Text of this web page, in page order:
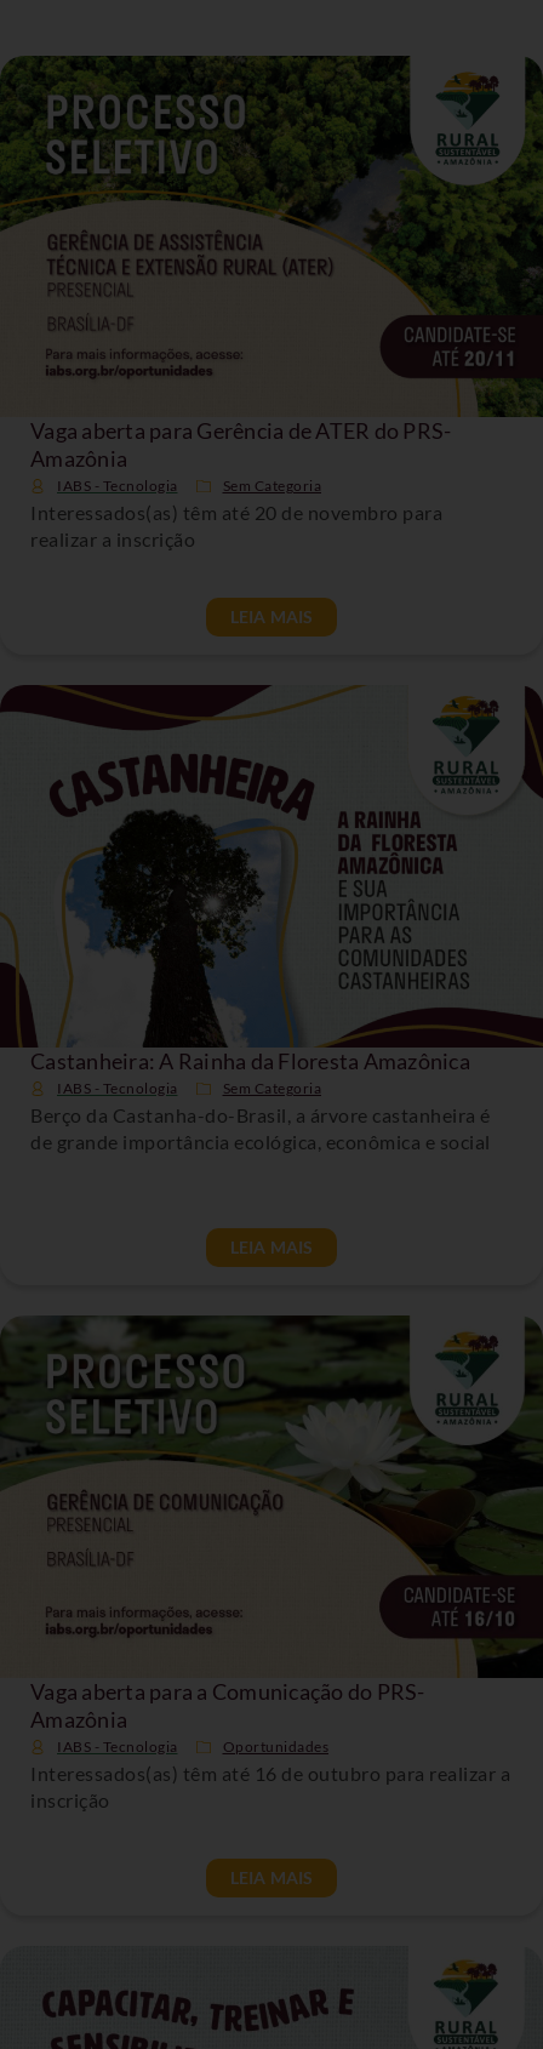
Vaga aberta para Gerência de ATER do PRS-
Amazônia
IABS - Tecnologia Sem Categoria
Interessados(as) têm até 20 de novembro para
realizar a inscrição
LEIA MAIS
Castanheira: A Rainha da Floresta Amazônica
IABS - Tecnologia Sem Categoria
Berço da Castanha-do-Brasil, a árvore castanheira é
de grande importância ecológica, econômica e social
LEIA MAIS
Vaga aberta para a Comunicação do PRS-
Amazônia
IABS - Tecnologia Oportunidades
Interessados(as) têm até 16 de outubro para realizar a
inscrição
LEIA MAIS